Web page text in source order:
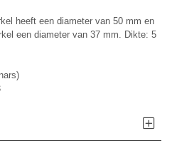
heeft een diameter van 50 mm en
een diameter van 37 mm. Dikte: 5